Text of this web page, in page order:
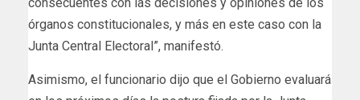
órganos constitucionales, y más en este caso con la
Junta Central Electoral”, manifestó.
Asimismo, el funcionario dijo que el Gobierno evaluará